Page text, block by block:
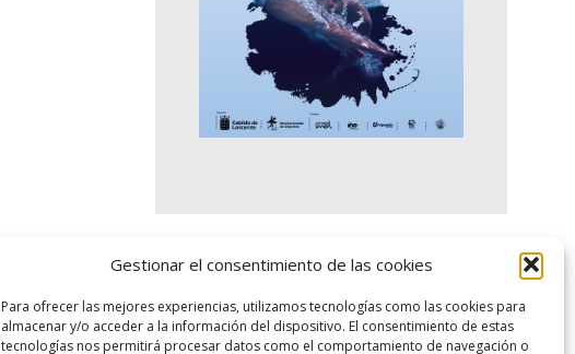
Gestionar el consentimiento de las cookies
Para ofrecer las mejores experiencias, utilizamos tecnologías como las cookies para
almacenar y/o acceder a la información del dispositivo. El consentimiento de estas
tecnologías nos permitirá procesar datos como el comportamiento de navegación o
logo SID